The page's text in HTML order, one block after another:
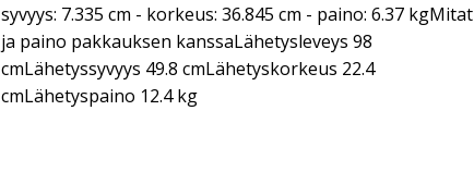
syvyys: 7.335 cm - korkeus: 36.845 cm - paino: 6.37 kgMitat
ja paino pakkauksen kanssaLähetysleveys 98
cmLähetyssyvyys 49.8 cmLähetyskorkeus 22.4
cmLähetyspaino 12.4 kg